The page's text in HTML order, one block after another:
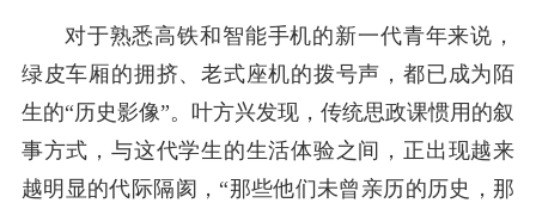
对于熟悉高铁和智能手机的新一代青年来说，
绿皮车厢的拥挤、老式座机的拨号声，都已成为陌
生的“历史影像”。叶方兴发现，传统思政课惯用的叙
事方式，与这代学生的生活体验之间，正出现越来
越明显的代际隔阂，“那些他们未曾亲历的历史，那